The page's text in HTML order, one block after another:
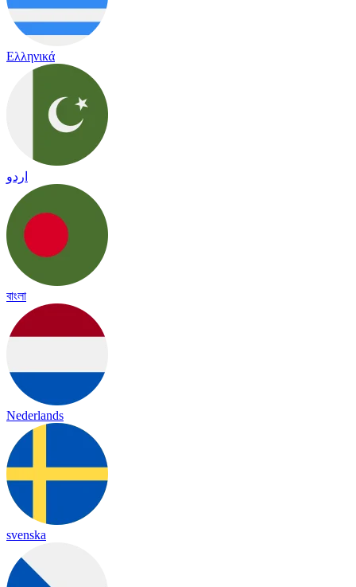
Ελληνικά
اردو
বাংলা
Nederlands
svenska